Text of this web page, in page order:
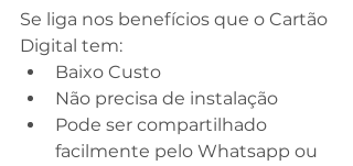
Se liga nos benefícios que o Cartão
Digital tem:
Baixo Custo
Não precisa de instalação
Pode ser compartilhado
facilmente pelo Whatsapp ou